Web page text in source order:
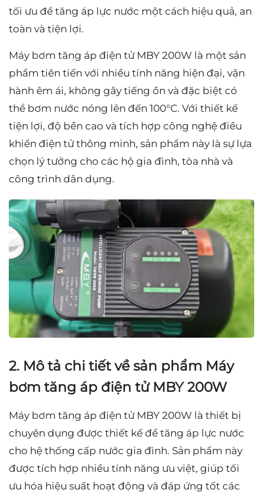
tối ưu để tăng áp lực nước một cách hiệu quả, an
toàn và tiện lợi.
Máy bơm tăng áp điện tử MBY 200W là một sản
phẩm tiên tiến với nhiều tính năng hiện đại, vận
hành êm ái, không gây tiếng ồn và đặc biệt có
thể bơm nước nóng lên đến 100°C. Với thiết kế
tiện lợi, độ bền cao và tích hợp công nghệ điều
khiển điện tử thông minh, sản phẩm này là sự lựa
chọn lý tưởng cho các hộ gia đình, tòa nhà và
công trình dân dụng.
2. Mô tả chi tiết về sản phẩm Máy
bơm tăng áp điện tử MBY 200W
Máy bơm tăng áp điện tử MBY 200W là thiết bị
chuyên dụng được thiết kế để tăng áp lực nước
cho hệ thống cấp nước gia đình. Sản phẩm này
được tích hợp nhiều tính năng ưu việt, giúp tối
ưu hóa hiệu suất hoạt động và đáp ứng tốt các